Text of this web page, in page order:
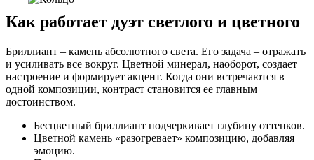
Как работает дуэт светлого и цветного
Бриллиант – камень абсолютного света. Его задача – отражать
и усиливать все вокруг. Цветной минерал, наоборот, создает
настроение и формирует акцент. Когда они встречаются в
одной композиции, контраст становится ее главным
достоинством.
Бесцветный бриллиант подчеркивает глубину оттенков.
Цветной камень «разогревает» композицию, добавляя
эмоцию.